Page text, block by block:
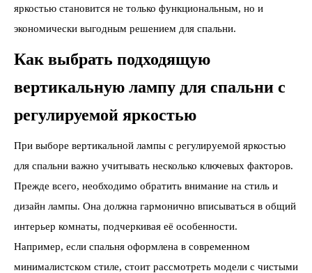
яркостью становится не только функциональным, но и
экономически выгодным решением для спальни.
Как выбрать подходящую
вертикальную лампу для спальни с
регулируемой яркостью
При выборе вертикальной лампы с регулируемой яркостью
для спальни важно учитывать несколько ключевых факторов.
Прежде всего, необходимо обратить внимание на стиль и
дизайн лампы. Она должна гармонично вписываться в общий
интерьер комнаты, подчеркивая её особенности.
Например, если спальня оформлена в современном
минималистском стиле, стоит рассмотреть модели с чистыми